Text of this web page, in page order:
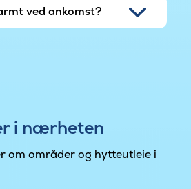
ved ankomst?
i nærheten
om områder og hytteutleie i